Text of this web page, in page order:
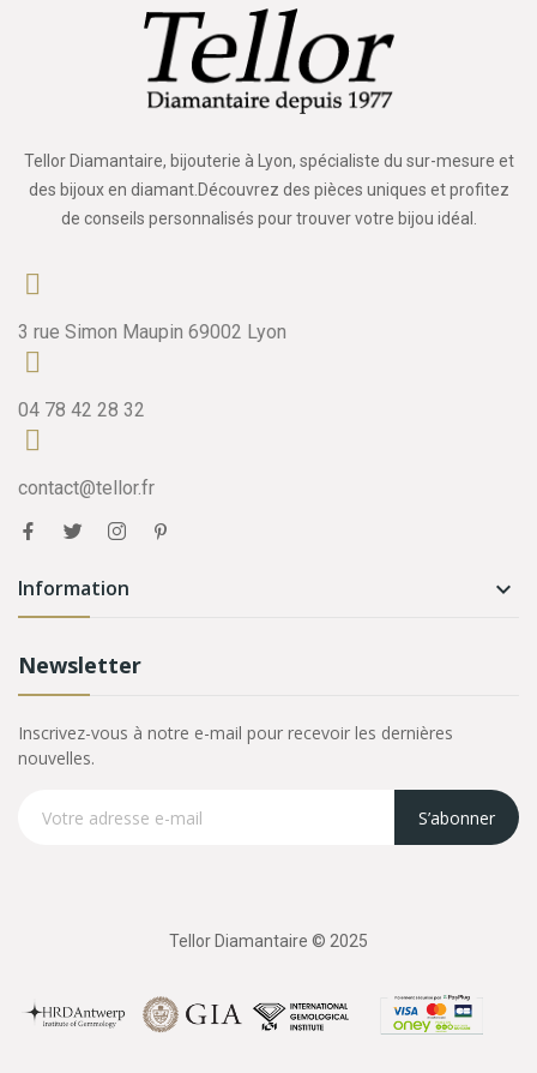
Tellor Diamantaire, bijouterie à Lyon, spécialiste du sur-mesure et
des bijoux en diamant.Découvrez des pièces uniques et profitez
de conseils personnalisés pour trouver votre bijou idéal.
3 rue Simon Maupin 69002 Lyon
04 78 42 28 32
contact@tellor.fr
Information 
Newsletter
Inscrivez-vous à notre e-mail pour recevoir les dernières
nouvelles.
S’abonner
Tellor Diamantaire © 2025